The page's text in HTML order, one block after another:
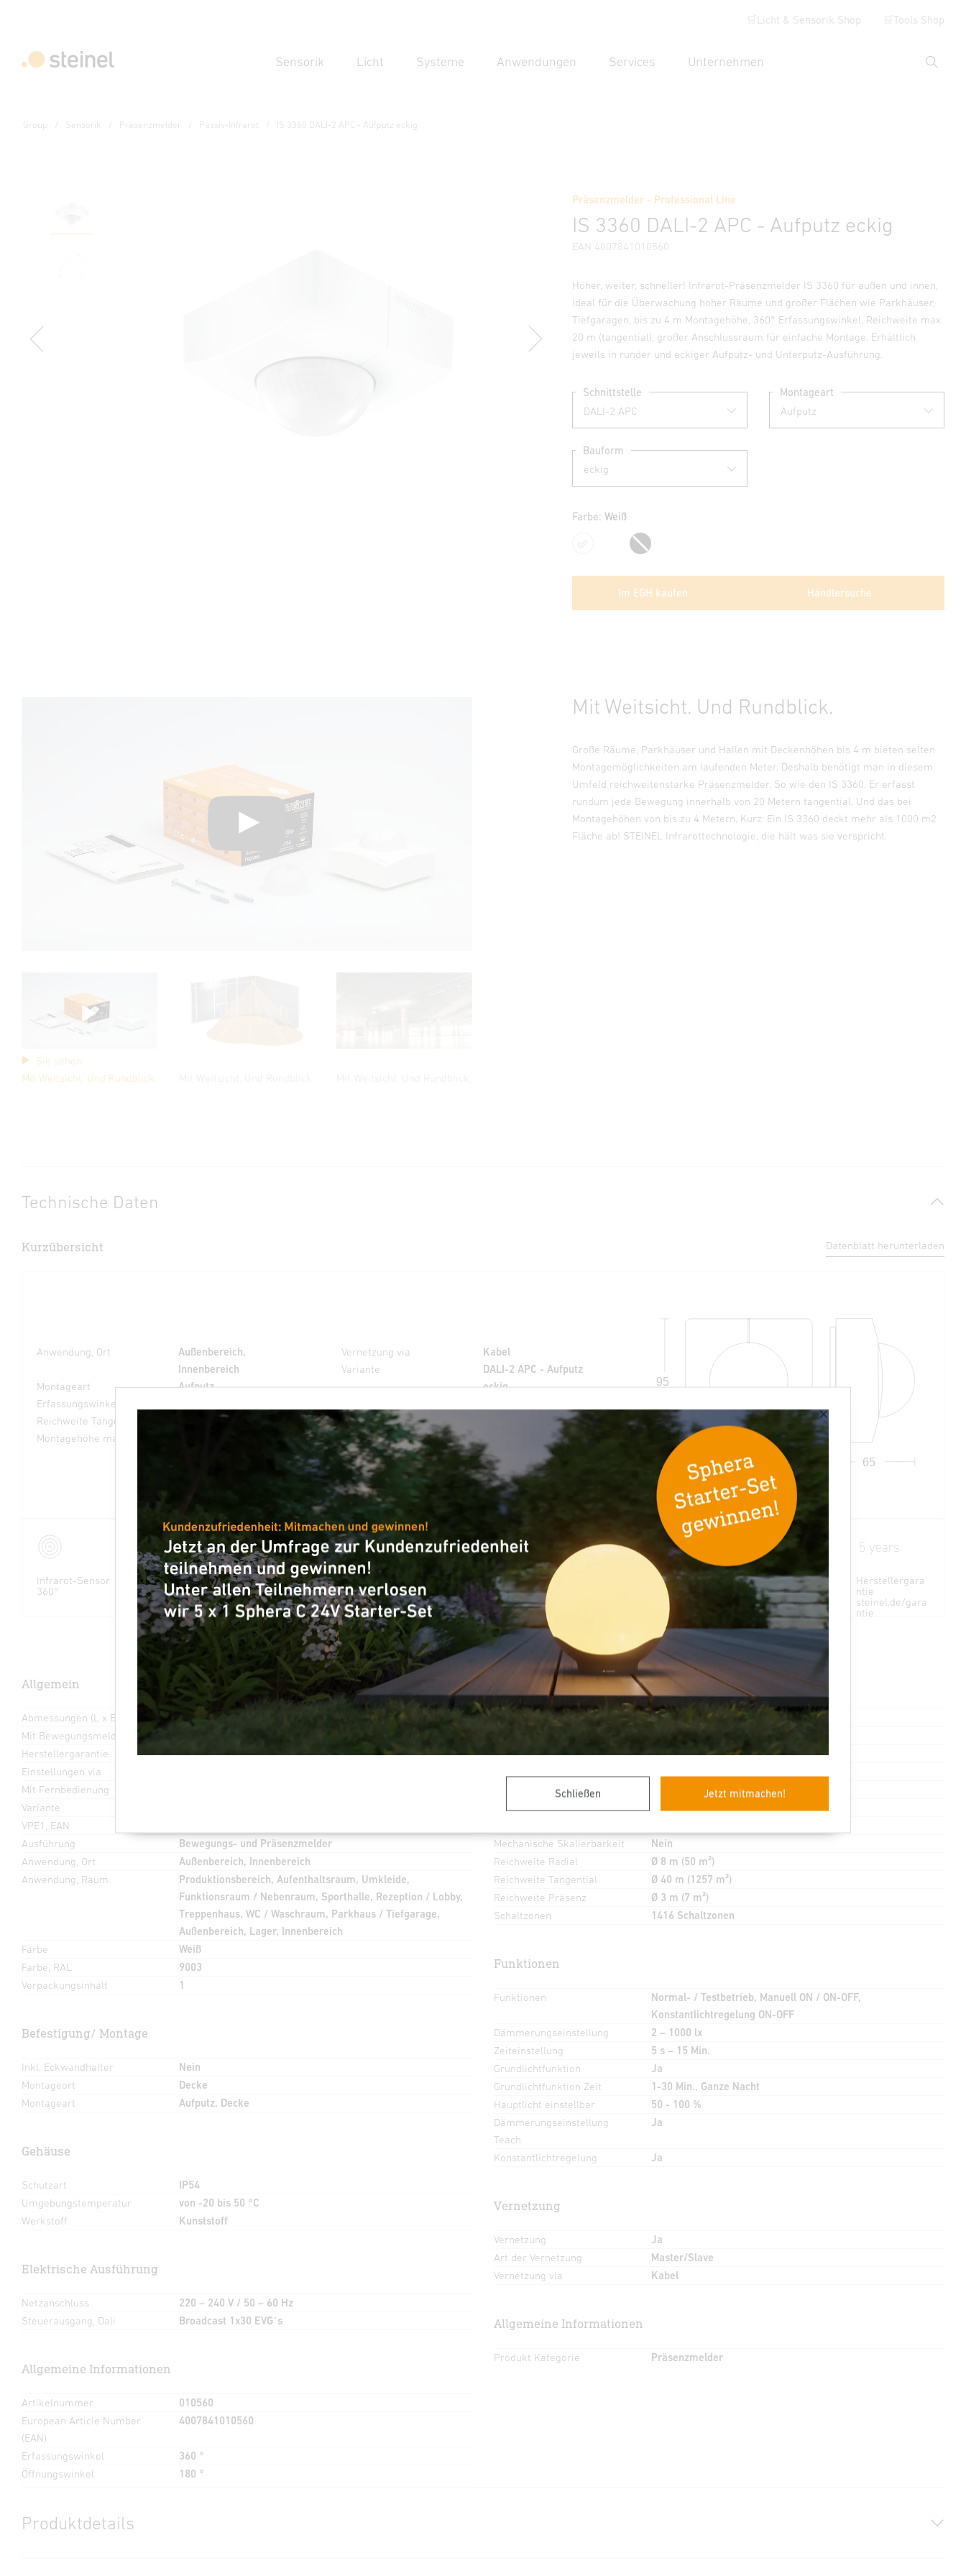
🛒Licht & Sensorik Shop 🛒Tools Shop
Sensorik Licht Systeme Anwendungen Services Unternehmen
Suche
×
Schließen Jetzt mitmachen!
Group Sensorik Präsenzmelder Passiv-Infrarot IS 3360 DALI-2 APC - Aufputz eckig
Präsenzmelder - Professional Line
IS 3360 DALI-2 APC - Aufputz eckig
EAN 4007841010560
Höher, weiter, schneller! Infrarot-Präsenzmelder IS 3360 für außen und innen,
ideal für die Überwachung hoher Räume und großer Flächen wie Parkhäuser,
Tiefgaragen, bis zu 4 m Montagehöhe, 360° Erfassungswinkel, Reichweite max.
20 m (tangential), großer Anschlussraum für einfache Montage. Erhältlich
jeweils in runder und eckiger Aufputz- und Unterputz-Ausführung.
Schnittstelle Montageart
Bauform
Farbe:Weiß
Weiß Schwarz
Im EGH kaufen Händlersuche
Herstellerinformationen Zubehör
Sie sehen:
Mit Weitsicht. Und Rundblick.
Mit Weitsicht. Und Rundblick.
Große Räume, Parkhäuser und Hallen mit Deckenhöhen bis 4 m bieten selten
Montagemöglichkeiten am laufenden Meter. Deshalb benötigt man in diesem
Umfeld reichweitenstarke Präsenzmelder. So wie den IS 3360. Er erfasst
rundum jede Bewegung innerhalb von 20 Metern tangential. Und das bei
Montagehöhen von bis zu 4 Metern. Kurz: Ein IS 3360 deckt mehr als 1000 m2
Fläche ab! STEINEL Infrarottechnologie, die hält was sie verspricht.
Technische Daten
Kurzübersicht Datenblatt herunterladen
Anwendung, Ort
Außenbereich,
Innenbereich
Montageart
Aufputz
Erfassungswinkel
Reichweite Tangential
Ø 40 m (1257 m²)
Montagehöhe max
Vernetzung via
Kabel
Variante
DALI-2 APC - Aufputz
eckig
VPE1, Nettogewicht
Verpackungsinhalt
65
95
95
Infrarot-Sensor
360°
Max. 20 m IP54 2 - 1000 Lux 5 Sek - 15 Min
Manuelle
Übersteuerung
Ideal 2,5 - 4 m Teach mode
Herstellergara
ntie
steinel.de/gara
ntie
Allgemein
Abmessungen (L x B x H)
65 x 95 x 95 mm
Mit Bewegungsmelder
Herstellergarantie
5 Jahre
Einstellungen via
Mit Fernbedienung
Variante
VPE1, EAN
Ausführung
Bewegungs- und Präsenzmelder
Anwendung, Ort
Außenbereich, Innenbereich
Anwendung, Raum
Produktionsbereich, Aufenthaltsraum, Umkleide,
Funktionsraum / Nebenraum, Sporthalle, Rezeption / Lobby,
Treppenhaus, WC / Waschraum, Parkhaus / Tiefgarage,
Außenbereich, Lager, Innenbereich
Farbe
Weiß
Farbe, RAL
9003
Verpackungsinhalt
1
Befestigung/ Montage
Inkl. Eckwandhalter
Nein
Montageort
Decke
Montageart
Aufputz, Decke
Gehäuse
Schutzart
IP54
Umgebungstemperatur
von -20 bis 50 °C
Werkstoff
Kunststoff
Elektrische Ausführung
Netzanschluss
220 – 240 V / 50 – 60 Hz
Steuerausgang, Dali
Broadcast 1x30 EVG´s
Allgemeine Informationen
Artikelnummer
010560
European Article Number
(EAN)
4007841010560
Erfassungswinkel
360 °
Öffnungswinkel
180 °
Technologie, Sensoren
Passiv Infrarot, Mischlichtmessung
2,50 – 4,00 m
Montagehöhe max
4,00 m
Unterkriechschutz
segmentweise Ausblendung
Mechanische Skalierbarkeit
Nein
Reichweite Radial
Ø 8 m (50 m²)
Reichweite Tangential
Ø 40 m (1257 m²)
Reichweite Präsenz
Ø 3 m (7 m²)
Schaltzonen
1416 Schaltzonen
Funktionen
Funktionen
Normal- / Testbetrieb, Manuell ON / ON-OFF,
Konstantlichtregelung ON-OFF
Dämmerungseinstellung
2 – 1000 lx
Zeiteinstellung
5 s – 15 Min.
Grundlichtfunktion
Ja
Grundlichtfunktion Zeit
1-30 Min., Ganze Nacht
Hauptlicht einstellbar
50 - 100 %
Dämmerungseinstellung
Teach
Ja
Konstantlichtregelung Ja
Vernetzung
Vernetzung
Ja
Art der Vernetzung
Master/Slave
Vernetzung via
Kabel
Allgemeine Informationen
Produkt Kategorie Präsenzmelder
Produktdetails